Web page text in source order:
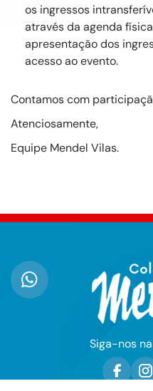
os ingressos
através da agenda
apresentação dos
acesso ao evento.
Contamos com
Atenciosamente,
Equipe Mendel Vilas.
Siga-nos